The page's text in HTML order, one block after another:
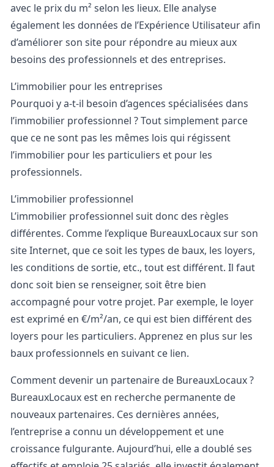
avec le prix du m² selon les lieux. Elle analyse
également les données de l’Expérience Utilisateur afin
d’améliorer son site pour répondre au mieux aux
besoins des professionnels et des entreprises.
L’immobilier pour les entreprises
Pourquoi y a-t-il besoin d’agences spécialisées dans
l’immobilier professionnel ? Tout simplement parce
que ce ne sont pas les mêmes lois qui régissent
l’immobilier pour les particuliers et pour les
professionnels.
L’immobilier professionnel
L’immobilier professionnel suit donc des règles
différentes. Comme l’explique BureauxLocaux sur son
site Internet, que ce soit les types de baux, les loyers,
les conditions de sortie, etc., tout est différent. Il faut
donc soit bien se renseigner, soit être bien
accompagné pour votre projet. Par exemple, le loyer
est exprimé en €/m²/an, ce qui est bien différent des
loyers pour les particuliers. Apprenez en plus sur les
baux professionnels en suivant ce lien.
Comment devenir un partenaire de BureauxLocaux ?
BureauxLocaux est en recherche permanente de
nouveaux partenaires. Ces dernières années,
l’entreprise a connu un développement et une
croissance fulgurante. Aujourd’hui, elle a doublé ses